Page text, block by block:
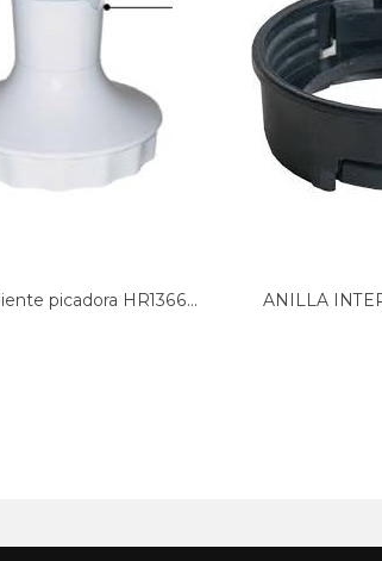
TAPA PICADORA BRAUN,